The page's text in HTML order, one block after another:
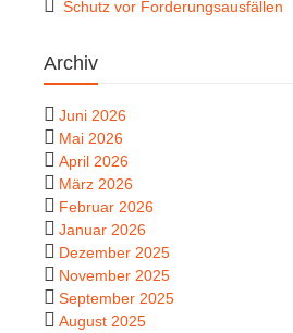
Schutz vor Forderungsausfällen
Archiv
Juni 2026
Mai 2026
April 2026
März 2026
Februar 2026
Januar 2026
Dezember 2025
November 2025
September 2025
August 2025